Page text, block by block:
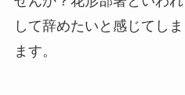
して辞めたいと感じてし
ます。